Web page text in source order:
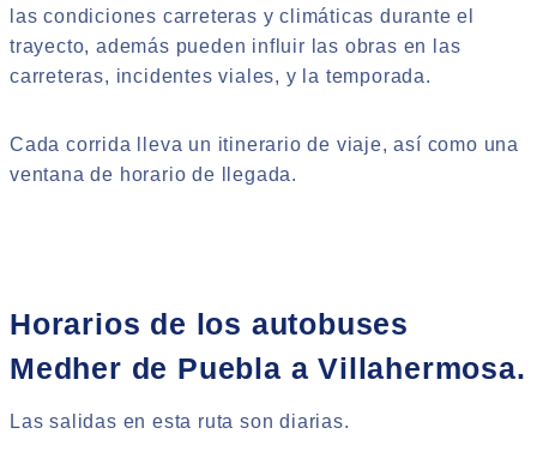
las condiciones carreteras y climáticas durante el
trayecto, además pueden influir las obras en las
carreteras, incidentes viales, y la temporada.
Cada corrida lleva un itinerario de viaje, así como una
ventana de horario de llegada.
Horarios de los autobuses
Medher de Puebla a Villahermosa.
Las salidas en esta ruta son diarias.